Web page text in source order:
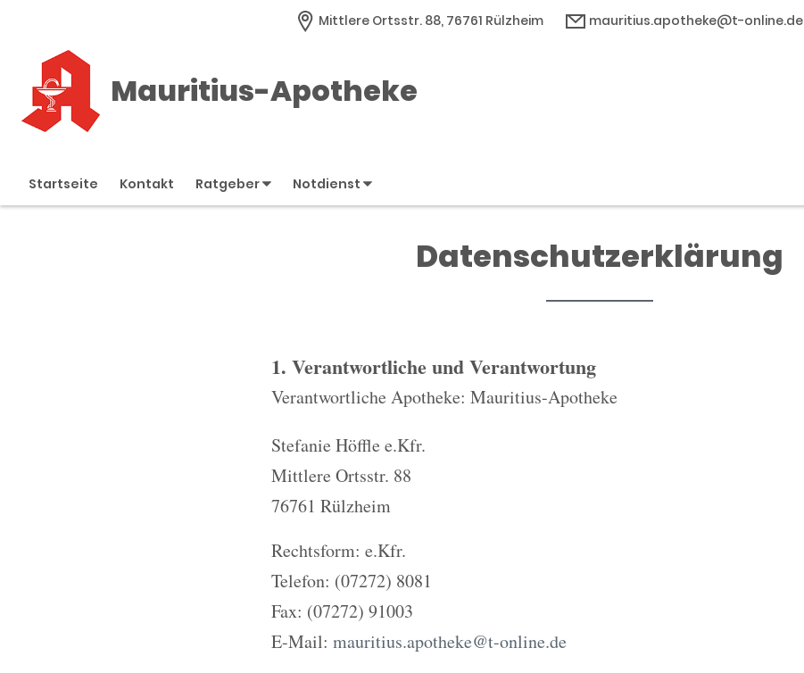
Mittlere Ortsstr. 88, 76761 Rülzheim mauritius.apotheke@t-online.de
Mauritius-Apotheke
Startseite Kontakt Ratgeber Notdienst
Datenschutzerklärung
1. Verantwortliche und Verantwortung
Verantwortliche Apotheke: Mauritius-Apotheke
Stefanie Höffle e.Kfr.
Mittlere Ortsstr. 88
76761 Rülzheim
Rechtsform: e.Kfr.
Telefon: (07272) 8081
Fax: (07272) 91003
E-Mail: mauritius.apotheke@t-online.de